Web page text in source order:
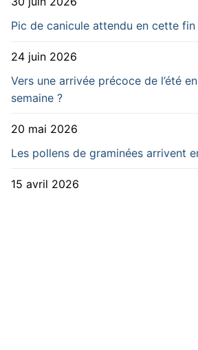
Pic de canicule attendu en cette fin
24 juin 2026
Vers une arrivée précoce de l’été
semaine ?
20 mai 2026
Les pollens de graminées arrivent
15 avril 2026